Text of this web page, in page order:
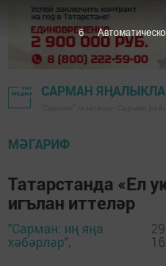
САРМАН
МӘГАРИФ
Татарстанда «Ел
игълан иттеләр
"Сарман: иң яңа
хәбәрләр",
5